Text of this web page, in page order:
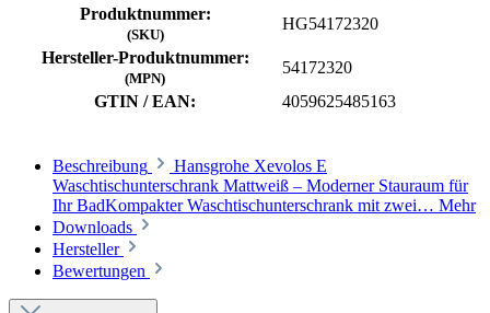
Produktnummer:
(SKU)
HG54172320
Hersteller-Produktnummer:
(MPN)
54172320
GTIN / EAN:
4059625485163
Beschreibung
Hansgrohe Xevolos E
Waschtischunterschrank Mattweiß – Moderner Stauraum für
Ihr BadKompakter Waschtischunterschrank mit zwei… Mehr
Downloads
Hersteller
Bewertungen